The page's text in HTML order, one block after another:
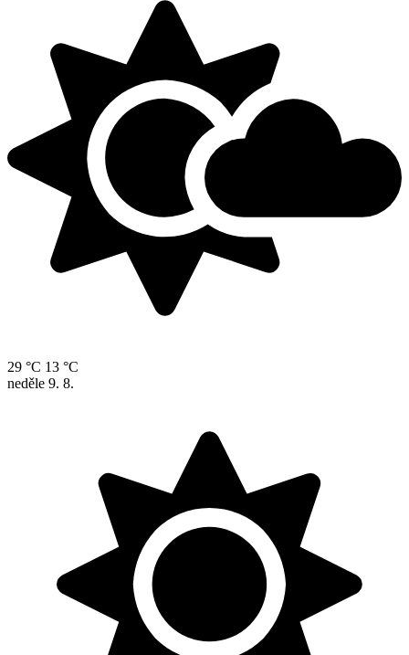
29 °C 13 °C
neděle 9. 8.